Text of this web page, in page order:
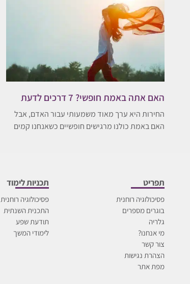
האם אתה באמת חופשי? 7 דרכים לדעת
החירות היא ערך מאוד משמעותי עבור האדם, אבל
האם באמת כולנו מרגישים חופשיים כשאנחנו קמים
תפריט
פסיכולוגיה רוחנית
בוגרים מספרים
גלריה
מי אנחנו?
צור קשר
הצהרת נגישות
מפת אתר
תכניות לימוד
פסיכולוגיה רוחנית 1:1
התכנית השנתית
תודעת שפע
לימודי המשך